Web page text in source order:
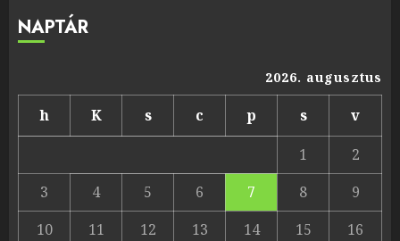
NAPTÁR
2026. augusztus
h K s c p s
v
1
2
3
4 5 6 7 8
9
10
11 12 13 14 15 16